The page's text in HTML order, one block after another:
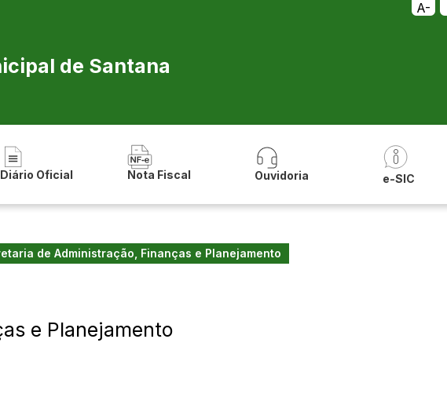
A-
de Santana
Diário Oficial Nota Fiscal Ouvidoria e-SIC
de Administração, Finanças e Planejamento
e Planejamento